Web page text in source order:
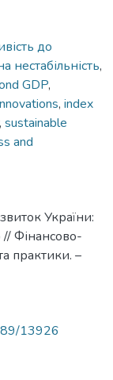
до
нестабільність,
GDP,
, index
, sustainable
and
України:
Фінансово-
практики. –
13926